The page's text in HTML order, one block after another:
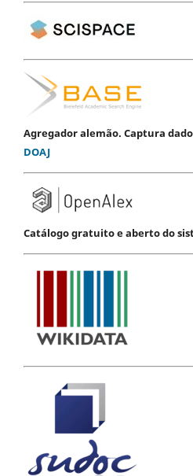
Agregador alemão. Captura
DOAJ
Catálogo gratuito e aberto do